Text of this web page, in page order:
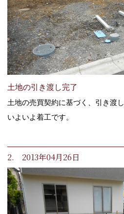
土地の引き渡し完了
土地の売買契約に基づく、引き渡
いよいよ着工です。
2. 2013年04月26日